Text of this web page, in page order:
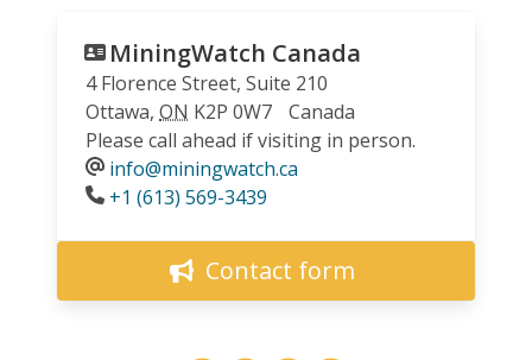
MiningWatch Canada
4 Florence Street, Suite 210
Ottawa, ON K2P 0W7
Canada
Please call ahead if visiting in person.
info@miningwatch.ca
Phone
+1 (613) 569-3439
Contact form